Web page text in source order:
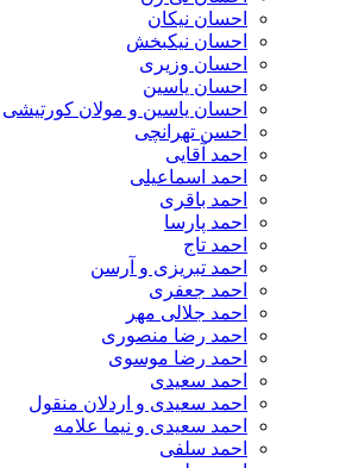
احسان نیکان
احسان نیکبخش
احسان وزیری
احسان یاسین
احسان یاسین و مولان کورتیشی
احسن تهرانچی
احمد آقایی
احمد اسماعیلی
احمد باقری
احمد پارسا
احمد تاج
احمد تبریزی و آرسن
احمد جعفری
احمد جلالی مهر
احمد رضا منصوری
احمد رضا موسوی
احمد سعیدی
احمد سعیدی و اردلان منقول
احمد سعیدی و نیما علامه
احمد سلفی